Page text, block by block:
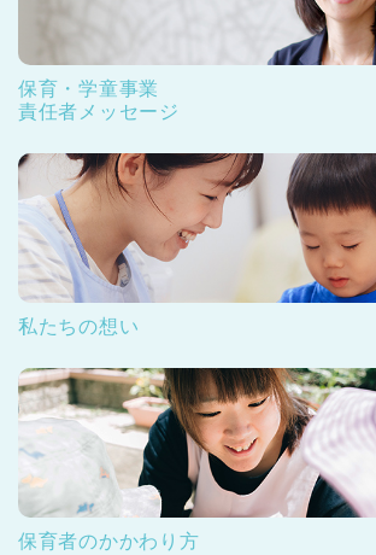
保育・学童事業
責任者メッセージ
私たちの想い
保育者のかかわり方